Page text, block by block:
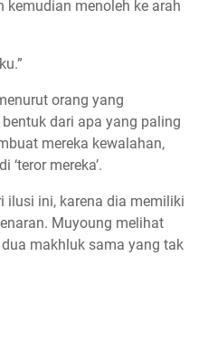
kemudian menoleh ke arah
orang yang
dari apa yang paling
mereka kewalahan,
‘teror mereka’.
ilusi ini, karena dia memiliki
Muyoung melihat
makhluk sama yang tak